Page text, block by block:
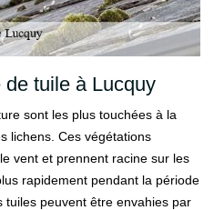
tuile à Lucquy
sont les plus touchées à la
lichens. Ces végétations
vent et prennent racine sur les
rapidement pendant la période
peuvent être envahies par